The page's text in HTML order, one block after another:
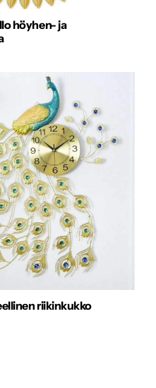
höyhen- ja
riikinkukko